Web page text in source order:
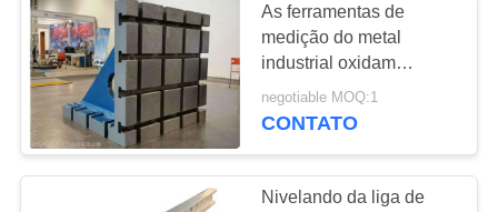
CONTACTE-
NOS
NOTÍCIA
Placa de superfície
do ferro fundido
As ferramentas de
medição do metal
industrial oxidam
resistência de desgaste
da prova ácida boa
negotiable MOQ:1
CONTATO
Nivelando da liga de